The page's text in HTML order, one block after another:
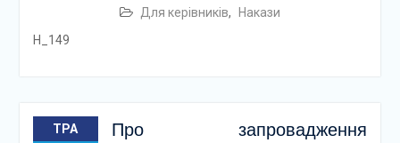
Для керівників,
Накази
Н_149
ТРА
Про запровадження